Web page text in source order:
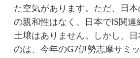
た空気があります。ただ、日本
の親和性はなく、日本でIS関連
土壌はありません。しかし、
のは、今年のG7伊勢志摩サミ